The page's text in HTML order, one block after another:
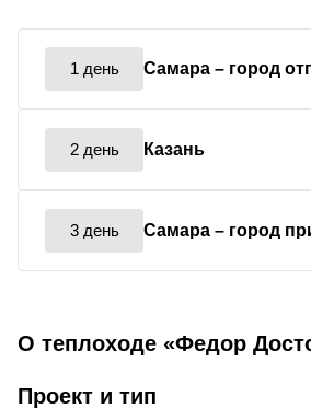
1 день Самара – город
2 день Казань
3 день Самара – город
О теплоходе «Федор
Проект и тип